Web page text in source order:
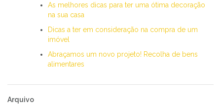
As melhores dicas para ter uma ótima decoração
na sua casa
Dicas a ter em consideração na compra de um
imóvel
Abraçamos um novo projeto! Recolha de bens
alimentares
Arquivo